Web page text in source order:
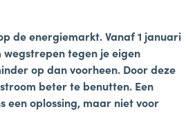
de energiemarkt. Vanaf 1 januari
tegen je eigen
op dan voorheen. Door deze
beter te benutten. Een
een oplossing, maar niet voor